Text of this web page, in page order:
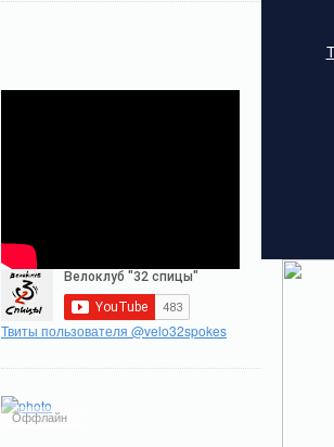
Твиты пользователя @velo32spokes
Оффлайн